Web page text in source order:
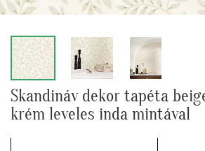
Skandináv dekor tapéta
krém leveles inda mintával